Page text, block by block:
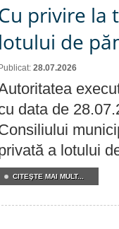
privire la
lotului de
Publicat: 28.07.2026
data de
a lotului
CITEŞTE MAI MULT...